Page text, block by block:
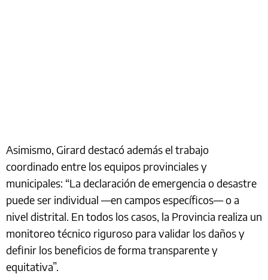
Asimismo, Girard destacó además el trabajo
coordinado entre los equipos provinciales y
municipales: “La declaración de emergencia o desastre
puede ser individual —en campos específicos— o a
nivel distrital. En todos los casos, la Provincia realiza un
monitoreo técnico riguroso para validar los daños y
definir los beneficios de forma transparente y
equitativa”.